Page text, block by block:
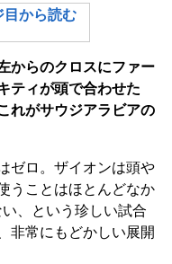
目から読む
らのクロスにファー
ティが頭で合わせた
れがサウジアラビアの
ゼロ。ザイオンは頭や
うことはほとんどなか
、という珍しい試合
非常にもどかしい展開